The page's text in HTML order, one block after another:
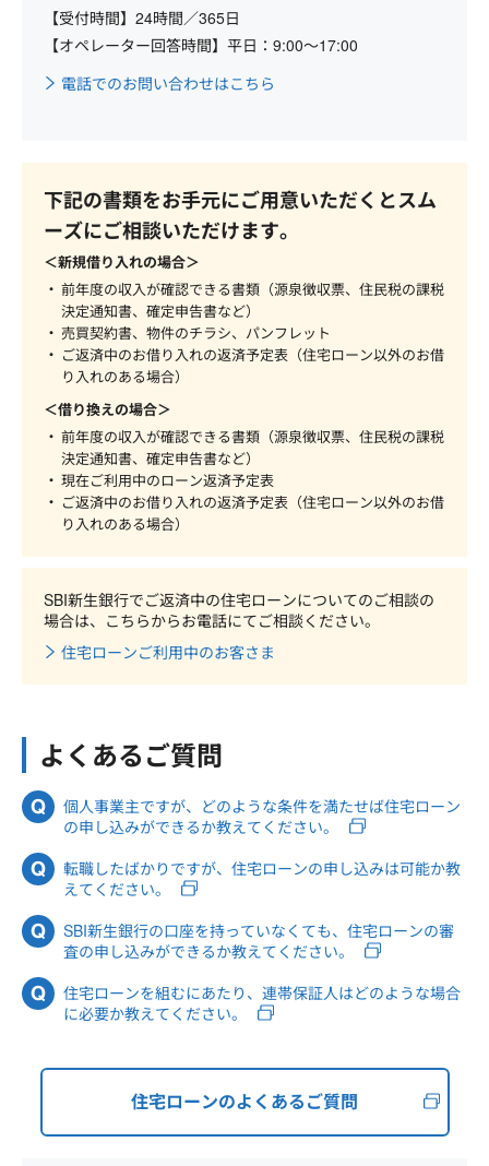
【受付時間】24時間／365日
【オペレーター回答時間】平日：9:00～17:00
電話でのお問い合わせはこちら
下記の書類をお手元にご用意いただくとスム
ーズにご相談いただけます。
＜新規借り入れの場合＞
前年度の収入が確認できる書類（源泉徴収票、住民税の課税
決定通知書、確定申告書など）
売買契約書、物件のチラシ、パンフレット
ご返済中のお借り入れの返済予定表（住宅ローン以外のお借
り入れのある場合）
＜借り換えの場合＞
前年度の収入が確認できる書類（源泉徴収票、住民税の課税
決定通知書、確定申告書など）
現在ご利用中のローン返済予定表
ご返済中のお借り入れの返済予定表（住宅ローン以外のお借
り入れのある場合）
SBI新生銀行でご返済中の住宅ローンについてのご相談の
場合は、こちらからお電話にてご相談ください。
住宅ローンご利用中のお客さま
よくあるご質問
個人事業主ですが、どのような条件を満たせば住宅ローン
の申し込みができるか教えてください。
転職したばかりですが、住宅ローンの申し込みは可能か教
えてください。
SBI新生銀行の口座を持っていなくても、住宅ローンの審
査の申し込みができるか教えてください。
住宅ローンを組むにあたり、連帯保証人はどのような場合
に必要か教えてください。
住宅ローンのよくあるご質問